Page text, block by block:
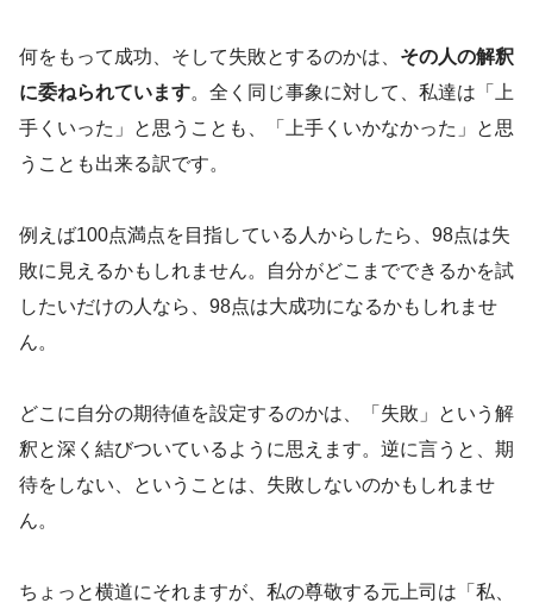
何をもって成功、そして失敗とするのかは、 その人の解釈
に委ねられています。全く同じ事象に対して、私達は「上
手くいった」と思うことも、「上手くいかなかった」と思
うことも出来る訳です。
例えば100点満点を目指している人からしたら、98点は失
敗に見えるかもしれません。自分がどこまでできるかを試
したいだけの人なら、98点は大成功になるかもしれませ
ん。
どこに自分の期待値を設定するのかは、「失敗」という解
釈と深く結びついているように思えます。逆に言うと、期
待をしない、ということは、失敗しないのかもしれませ
ん。
ちょっと横道にそれますが、私の尊敬する元上司は「私、